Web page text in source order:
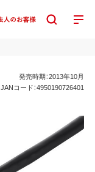
発売時期：2013年10月
JANコード：4950190726401